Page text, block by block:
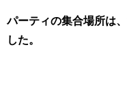
パーティの集合場所は
した。